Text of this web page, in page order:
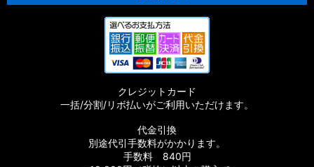
クレジットカード
一括/分割/リボ払いがご利用いただけます。
代金引換
別途代引手数料がかかります。
手数料 840円